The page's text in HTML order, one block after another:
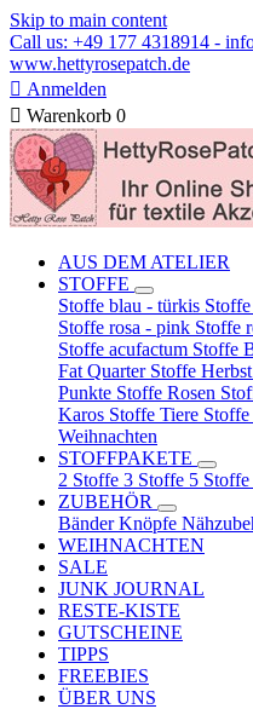
Skip to main content
Call us: +49 177 4318914 -
www.hettyrosepatch.de
 Anmelden
 Warenkorb 0
AUS DEM ATELIER
STOFFE
Stoffe blau - türkis
Stoffe rosa - pink Stoffe
Stoffe acufactum Stoffe
Fat Quarter Stoffe Herbst
Punkte Stoffe Rosen
Karos Stoffe Tiere
Weihnachten
STOFFPAKETE
2 Stoffe 3 Stoffe 5 Stoffe
ZUBEHÖR
BänderKnöpfe
WEIHNACHTEN
SALE
JUNK JOURNAL
RESTE-KISTE
GUTSCHEINE
TIPPS
FREEBIES
ÜBER UNS